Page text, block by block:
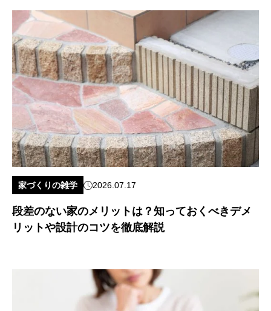
家づくりの雑学 2026.07.17
段差のない家のメリットは？知っておくべきデメ
リットや設計のコツを徹底解説